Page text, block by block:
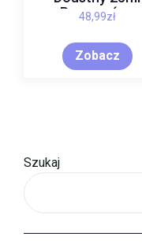
Pomarańcz
48,99zł
Zobacz
Szukaj